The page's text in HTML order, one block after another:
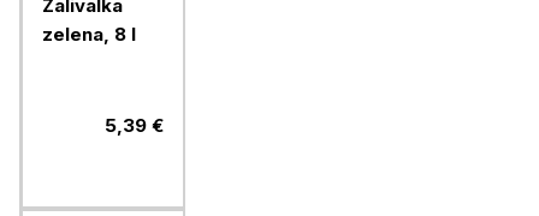
Zalivalka
zelena, 8 l
5,39 €